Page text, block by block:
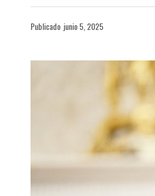
Publicado junio 5, 2025